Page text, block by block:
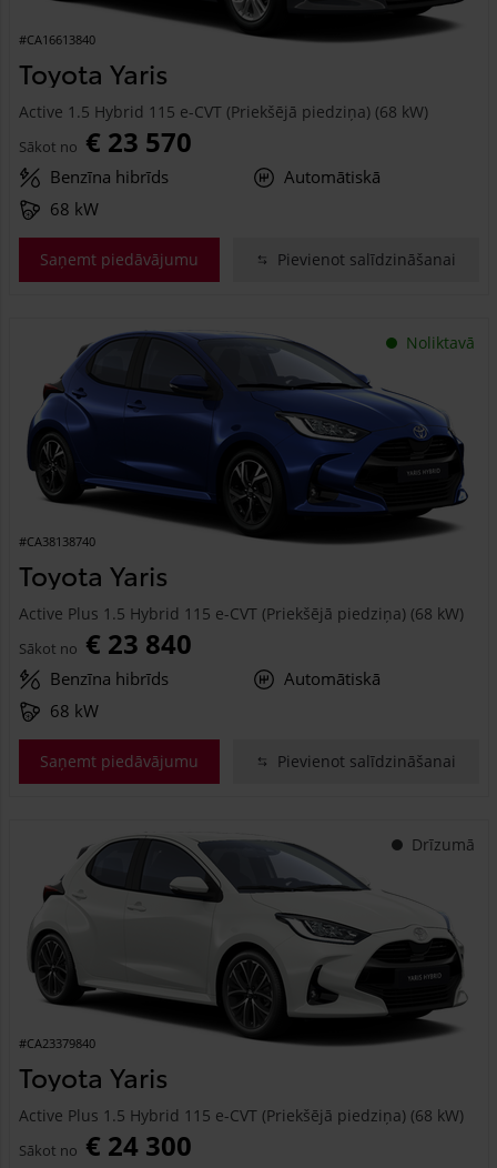
#CA16613840
Toyota Yaris
Active 1.5 Hybrid 115 e-CVT (Priekšējā piedziņa) (68 kW)
Sākot no € 23 570
Benzīna hibrīds
Automātiskā
68 kW
Saņemt piedāvājumu Pievienot salīdzināšanai
Noliktavā
#CA38138740
Toyota Yaris
Active Plus 1.5 Hybrid 115 e-CVT (Priekšējā piedziņa) (68 kW)
Sākot no € 23 840
Benzīna hibrīds
Automātiskā
68 kW
Saņemt piedāvājumu Pievienot salīdzināšanai
Drīzumā
#CA23379840
Toyota Yaris
Active Plus 1.5 Hybrid 115 e-CVT (Priekšējā piedziņa) (68 kW)
Sākot no € 24 300